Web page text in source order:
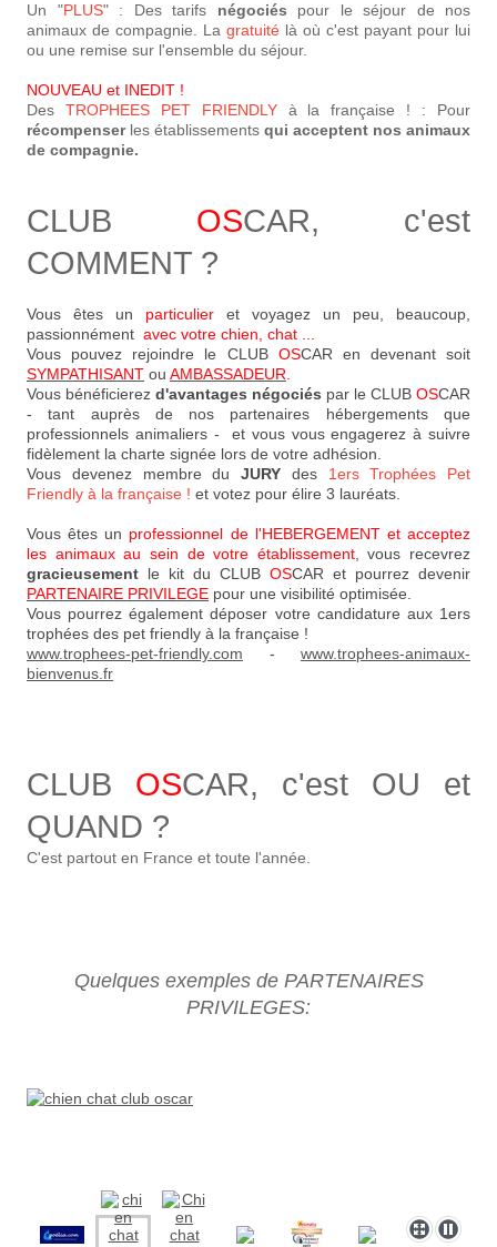
Un "PLUS" : Des tarifs négociés pour le séjour de nos
animaux de compagnie. La gratuité là où c'est payant pour lui
ou une remise sur l'ensemble du séjour.
NOUVEAU et INEDIT !
Des
TROPHEES PET FRIENDLY
à la française ! : Pour
récompenserles établissements qui acceptent nos animaux
de compagnie.
CLUB OSCAR, c'est
COMMENT ?
Vous êtes un particulier et voyagez un peu, beaucoup,
passionnément avec votre chien, chat
Vous pouvez rejoindre le CLUB OSCAR en devenant soit
SYMPATHISANT ou AMBASSADEUR
Vous bénéficierez d'avantages négociés par le CLUB OSCAR
- tant auprès de nos partenaires hébergements que
professionnels animaliers - et vous vous engagerez à suivre
fidèlement la charte signée lors de votre adhésion.
Vous devenez membre du JURY des 1ers Trophées Pet
Friendly à la française ! et votez pour élire 3 lauréats.
Vous êtes un professionnel de l'HEBERGEMENT et acceptez
les animaux au sein de votre établissement, vous recevrez
gracieusement le kit du CLUB OSCAR et pourrez devenir
PARTENAIRE PRIVILEGE pour une visibilité optimisée.
Vous pourrez également déposer votre candidature aux 1ers
trophées des pet friendly à la française !
www.trophees-pet-friendly.com - www.trophees-animaux-
bienvenus.fr
CLUB OSCAR, c'est OU et
QUAND ?
C'est partout en France et toute l'année.
Quelques exemples de PARTENAIRES
PRIVILEGES: